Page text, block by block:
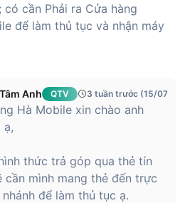
bao nhiêu?
với mức giá
trong phân khúciPhonetầm trung.
dùng có thể sở hữu thiết bị sở hữu
màn hình OLED sắc nét và hệ
cao, đáp ứng tốt nhu cầu chụp
nghiệm hiệu năng ổn định, hệ sinh
mà không cần đầu tư chi phí quá
13 mang lại giá trị sử dụng bền
có cần Phải ra Cửa hàng
để làm thủ tục và nhận máy
Anh QTV 3 tuần trước (15/07/
Hà Mobile xin chào anh
ạ,
thức trả góp qua thẻ tín
cần mình mang thẻ đến trực
để làm thủ tục ạ.